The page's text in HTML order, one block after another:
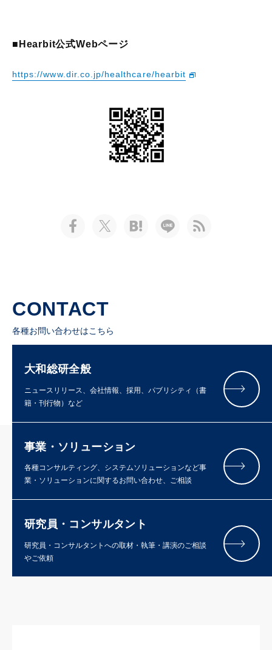
■Hearbit公式Webページ
https://www.dir.co.jp/healthcare/hearbit
CONTACT
各種お問い合わせはこちら
大和総研全般
ニュースリリース、会社情報、採用、パブリシティ（書
籍・刊行物）など
事業・ソリューション
各種コンサルティング、システムソリューションなど事
業・ソリューションに関するお問い合わせ、ご相談
研究員・コンサルタント
研究員・コンサルタントへの取材・執筆・講演のご相談
やご依頼